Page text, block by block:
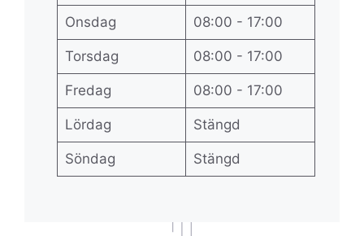
Onsdag 08:00 - 17:00
Torsdag 08:00 - 17:00
Fredag 08:00 - 17:00
Lördag Stängd
Söndag Stängd